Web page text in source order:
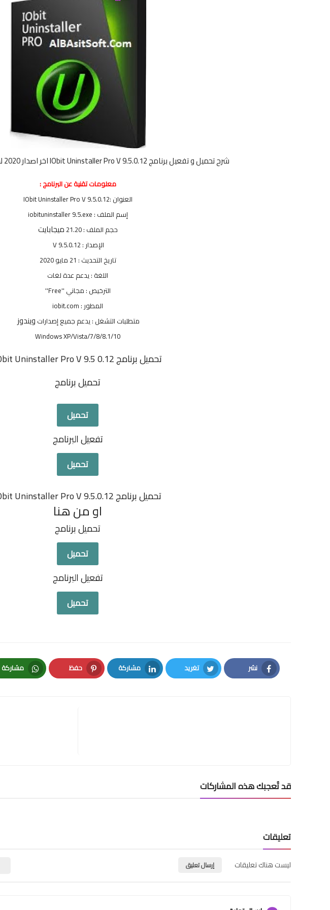
شرح تحميل و تفعيل برنامج IObit Uninstaller Pro V 9.5.0.12 اخر اصدار 2020 لحذف البرامج من جذورها
معلومات تقنية عن البرنامج :
العنوان :IObit Uninstaller Pro V 9.5.0.12
إسم الملف : iobituninstaller 9.5.exe
حجم الملف : 21.20
ميجابايت
الإصدار : V 9.5.0.12
تاريخ التحديث : 21 مايو 2020
اللغة : يدعم عدة لغات
الترخيص : مجاني ''Free''
المطور : iobit.com
متطلبات التشغل : يدعم جميع إصدارات ويندوز
Windows XP/Vista/7/8/8.1/10
تحميل برنامج IObit Uninstaller Pro V 9.5 0.12
تحميل برنامج
تحميل
تفعيل البرنامج
تحميل
تحميل برنامج IObit Uninstaller Pro V 9.5.0.12
او من هنا
تحميل برنامج
تحميل
تفعيل البرنامج
تحميل
نشر
Facebook
تغريد
Twitter
مشاركة
LinkedIn
حفظ
Pinterest
مشاركة
Whatsapp
قد تُعجبك هذه المشاركات
تعليقات
ليست هناك تعليقات إرسال تعليق